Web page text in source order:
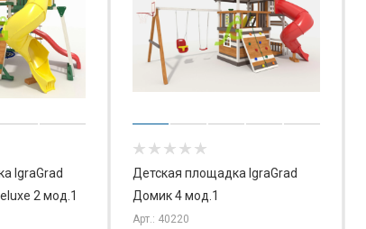
IgraGrad
2 мод.1
Детская площадка IgraGrad
Домик 4 мод.1
Арт.: 40220